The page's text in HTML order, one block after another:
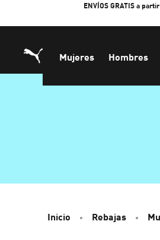
ENVÍOS GRATIS a
Mujeres Hombres
Inicio Rebajas